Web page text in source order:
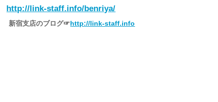
http://link-staff.info/benriya/
新宿支店のブログ☞http://link-staff.info